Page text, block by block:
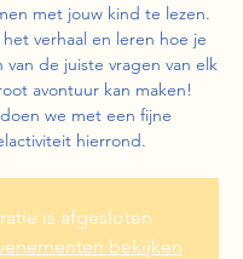
met jouw kind te lezen.
verhaal en leren hoe je
de juiste vragen van elk
avontuur kan maken!
we met een fijne
hierrond.
is afgesloten
bekijken